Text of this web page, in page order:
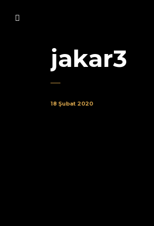
jakar3
18 Şubat 2020